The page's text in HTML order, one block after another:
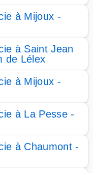
à Mijoux -
à Saint Jean
de Lélex
à Mijoux -
à La Pesse -
à Chaumont -